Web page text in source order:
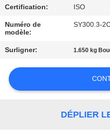
CITATION
PLAN
DU
SITE
Certification: ISO
Numéro de
modèle:
SY300.3-
Surligner: 1.650 kg
DÉPLIER